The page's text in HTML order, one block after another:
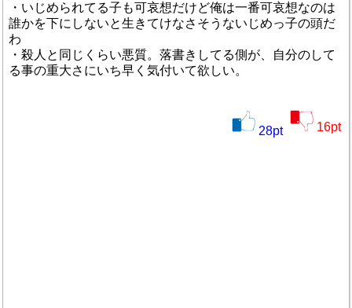
・いじめられてる子も可哀想だけど俺は一番可哀想なのは
誰かを下にしないと生きてけなさそうないじめっ子の頭だ
わ
・殺人と同じくらい悪質。落書きしてる側が、自分のして
る事の重大さにいち早く気付いて欲しい。
28pt 16pt